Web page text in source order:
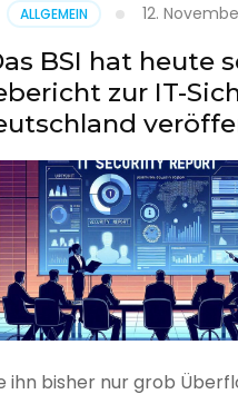
ALLGEMEIN 12.
BSI hat heute
zur IT-
ihn bisher nur grob